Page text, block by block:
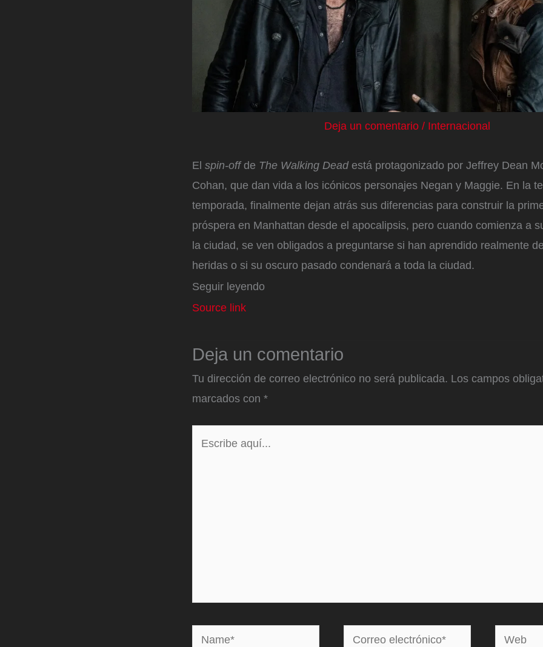
Deja un comentario / Internacional
El spin-offde The Walking Dead está protagonizado por Jeffrey Dean
Cohan, que dan vida a los icónicos personajes Negan y Maggie. En la
temporada, finalmente dejan atrás sus diferencias para construir la
próspera en Manhattan desde el apocalipsis, pero cuando comienza a
la ciudad, se ven obligados a preguntarse si han aprendido realmente
heridas o si su oscuro pasado condenará a toda la ciudad.
Seguir leyendo
Source link
Deja un comentario
Tu dirección de correo electrónico no será publicada. Los campos
marcados con *
Name*
Correo
Web